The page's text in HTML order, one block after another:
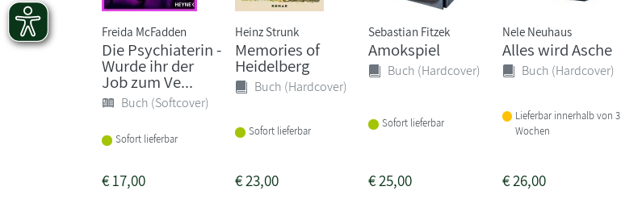
Freida McFadden
Die Psychiaterin -
Wurde ihr der
Job zum Ve...
Buch (Softcover)
Sofort lieferbar
€17,00
Heinz Strunk
Memories of
Heidelberg
Buch (Hardcover)
Sofort lieferbar
€23,00
Sebastian Fitzek
Amokspiel
Buch (Hardcover)
Sofort lieferbar
€25,00
Nele Neuhaus
Alles wird Asche
Buch (Hardcover)
Lieferbar innerhalb von 3
Wochen
€26,00